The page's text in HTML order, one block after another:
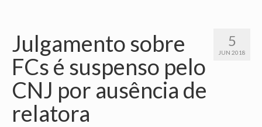
DIRETORIA EXECUTIVA
ESTATUTO
ATAS
LOCALIZAÇÃO
5
JUN 2018
Julgamento sobre
FCs é suspenso pelo
CNJ por ausência de
relatora